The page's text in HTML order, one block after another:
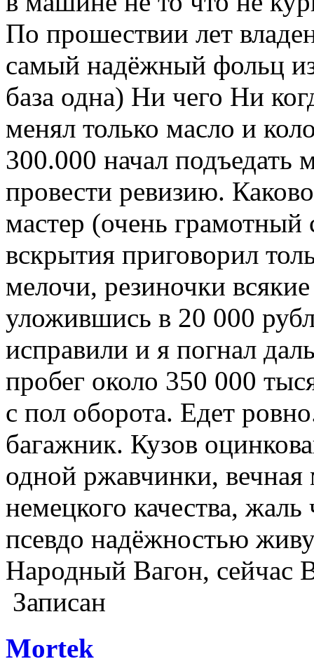
По прошествии лет
самый надёжный фольц
база одна) Ни чего Ни
менял только масло и
300.000 начал
провести ревизию.
мастер (очень
вскрытия приговорил
мелочи, резиночки
уложившись в 20 000
исправили и я погнал
пробег около 350 000
с пол оборота. Едет
багажник. Кузов
одной ржавчинки,
немецкого качества,
псевдо надёжностью
Народный Вагон, сейчас
Записан
Mortek